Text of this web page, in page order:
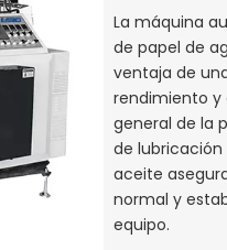
La máquina
de papel de
ventaja de
rendimiento y
general de la
de
aceite
normal y
equipo.